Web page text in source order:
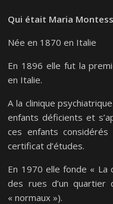
Qui était Maria
Née en 1870 en Italie
En 1896 elle fut la
en Italie.
A la clinique
enfants déficients et
ces enfants
certificat d’études.
En 1970 elle fonde « La
des rues d’un quartier
« normaux »).